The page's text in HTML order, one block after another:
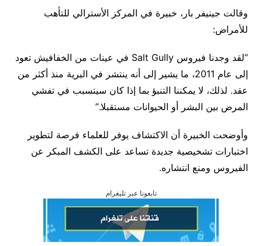
وقالت جينيفر بار، خبيرة في المركز الأسترالي للتأهب
للأمراض:
“لقد وجدنا فيروس Salt Gully في عينات من الخفافيش تعود
إلى عام 2011، ما يشير إلى أنه ينتشر في البرية منذ أكثر من
عقد. لذلك، لا يمكننا التنبؤ بما إذا كان سيتسبب في تفشي
المرض بين البشر أو الحيوانات مستقبلا.”
وأوضحت الخبيرة أن الاكتشاف يوفر للعلماء فرصة لتطوير
اختبارات تشخيصية جديدة تساعد على الكشف المبكر عن
الفيروس ومنع انتشاره.
تابعونا عبر تليغرام